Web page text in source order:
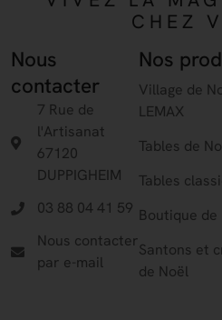
CHEZ
Nous
contacter
7 Rue de
l'Artisanat
67120
DUPPIGHEIM
03 88 04 41 59
Nous contacter
par e-mail
Nos
Village de
LEMAX
Tables de
Tables
Boutique de
Santons et
de Noël